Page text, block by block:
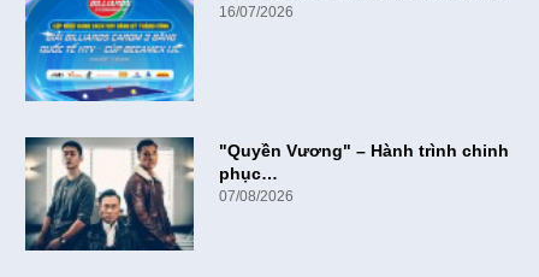
16/07/2026
"Quyền Vương" – Hành trình chinh
phục…
07/08/2026